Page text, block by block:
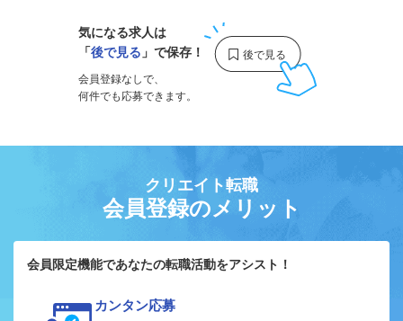
気になる求人は
「後で見る 」で保存！
会員登録なしで、
何件でも応募できます。
クリエイト転職
会員登録のメリット
会員限定機能であなたの転職活動をアシスト！
カンタン応募